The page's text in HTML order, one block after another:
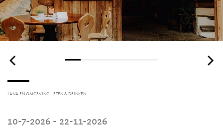
LANA EN OMGEVING ETEN & DRINKEN
10-7-2026 - 22-11-2026